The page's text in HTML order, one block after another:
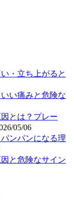
・立ち上がると
い痛みと危険な
とは？プレー
05/06
ンパンになる理
と危険なサイン